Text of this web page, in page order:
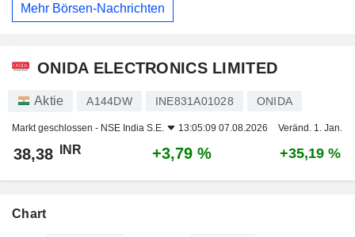
Mehr Börsen-Nachrichten
ONIDA ELECTRONICS LIMITED
Aktie A144DW INE831A01028 ONIDA
Markt geschlossen - NSE India S.E. 13:05:09 07.08.2026 Veränd. 1. Jan.
38,38 INR +3,79 % +35,19 %
Chart